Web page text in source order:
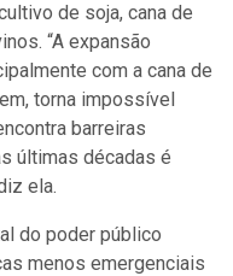
de soja, cana de
“A expansão
com a cana de
torna impossível
barreiras
últimas décadas é
ela.
do poder público
menos emergenciais